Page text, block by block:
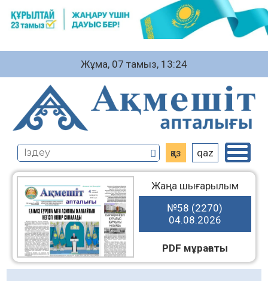
Жұма, 07 тамыз, 13:24
қаз qaz
Жаңа шығарылым
№58 (2270)
04.08.2026
PDF мұрағаты